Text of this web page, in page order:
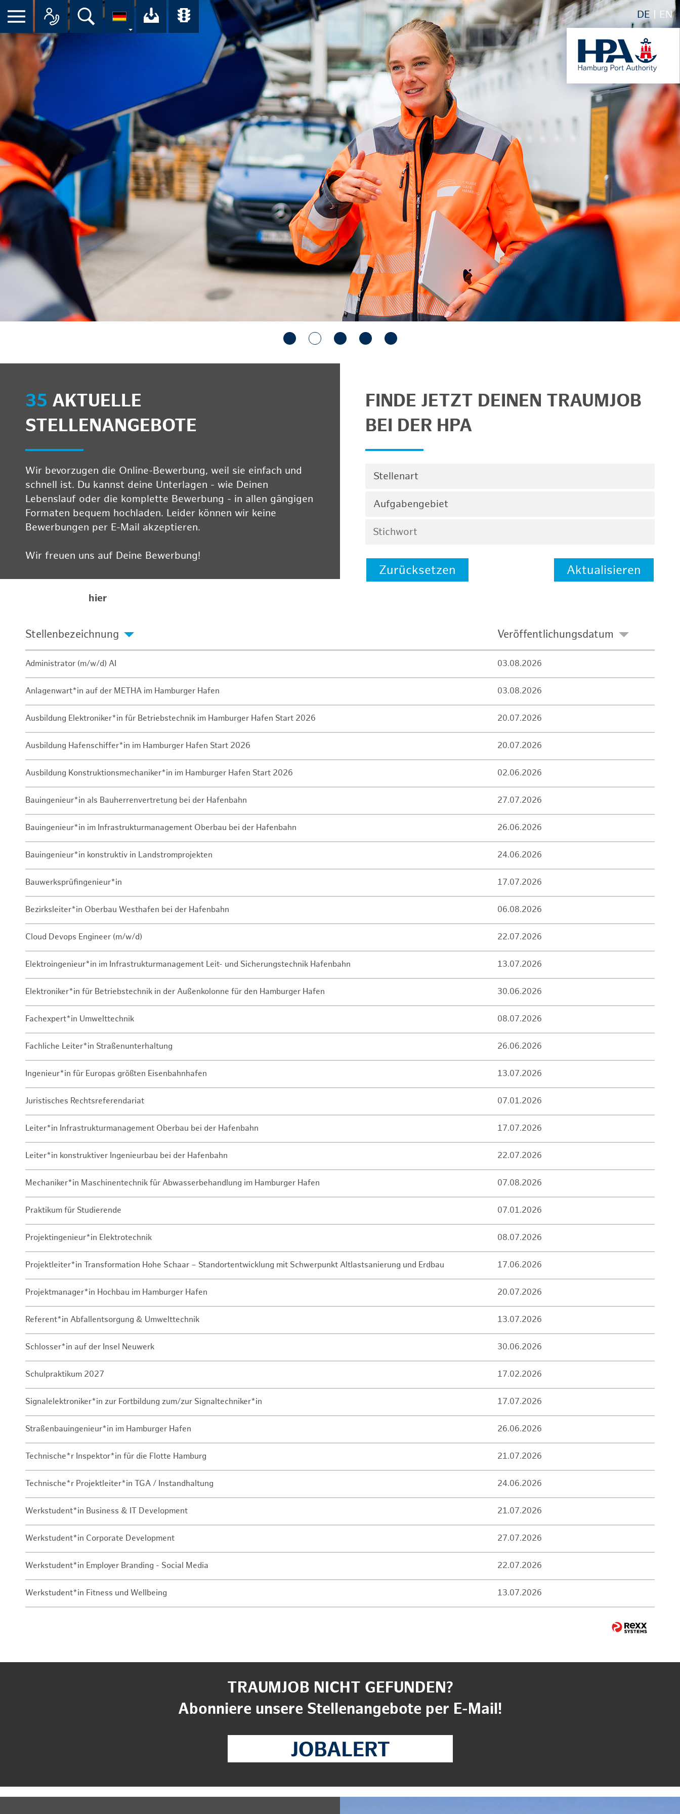
DE EN
Suche Ihr Download-Center der HPA
Übersicht aller Verkehrsmeldungen im Hafen am
35 AKTUELLE
STELLENANGEBOTE
Wir bevorzugen die Online-Bewerbung, weil sie einfach und
schnell ist. Du kannst deine Unterlagen - wie Deinen
Lebenslauf oder die komplette Bewerbung - in allen gängigen
Formaten bequem hochladen. Leider können wir keine
Bewerbungen per E-Mail akzeptieren.
Wir freuen uns auf Deine Bewerbung!
hier
FINDE JETZT DEINEN TRAUMJOB
BEI DER HPA
Stellenart
Aufgabengebiet
Zurücksetzen Aktualisieren
Stellenbezeichnung Veröffentlichungsdatum
Administrator (m/w/d) AI 03.08.2026
Anlagenwart*in auf der METHA im Hamburger Hafen 03.08.2026
Ausbildung Elektroniker*in für Betriebstechnik im Hamburger Hafen Start 2026 20.07.2026
Ausbildung Hafenschiffer*in im Hamburger Hafen Start 2026 20.07.2026
Ausbildung Konstruktionsmechaniker*in im Hamburger Hafen Start 2026 02.06.2026
Bauingenieur*in als Bauherrenvertretung bei der Hafenbahn 27.07.2026
Bauingenieur*in im Infrastrukturmanagement Oberbau bei der Hafenbahn 26.06.2026
Bauingenieur*in konstruktiv in Landstromprojekten 24.06.2026
Bauwerksprüfingenieur*in 17.07.2026
Bezirksleiter*in Oberbau Westhafen bei der Hafenbahn 06.08.2026
Cloud Devops Engineer (m/w/d) 22.07.2026
Elektroingenieur*in im Infrastrukturmanagement Leit- und Sicherungstechnik Hafenbahn 13.07.2026
Elektroniker*in für Betriebstechnik in der Außenkolonne für den Hamburger Hafen 30.06.2026
Fachexpert*in Umwelttechnik 08.07.2026
Fachliche Leiter*in Straßenunterhaltung 26.06.2026
Ingenieur*in für Europas größten Eisenbahnhafen 13.07.2026
Juristisches Rechtsreferendariat 07.01.2026
Leiter*in Infrastrukturmanagement Oberbau bei der Hafenbahn 17.07.2026
Leiter*in konstruktiver Ingenieurbau bei der Hafenbahn 22.07.2026
Mechaniker*in Maschinentechnik für Abwasserbehandlung im Hamburger Hafen 07.08.2026
Praktikum für Studierende 07.01.2026
Projektingenieur*in Elektrotechnik 08.07.2026
Projektleiter*in Transformation Hohe Schaar – Standortentwicklung mit Schwerpunkt Altlastsanierung und Erdbau 17.06.2026
Projektmanager*in Hochbau im Hamburger Hafen 20.07.2026
Referent*in Abfallentsorgung & Umwelttechnik 13.07.2026
Schlosser*in auf der Insel Neuwerk 30.06.2026
Schulpraktikum 2027 17.02.2026
Signalelektroniker*in zur Fortbildung zum/zur Signaltechniker*in 17.07.2026
Straßenbauingenieur*in im Hamburger Hafen 26.06.2026
Technische*r Inspektor*in für die Flotte Hamburg 21.07.2026
Technische*r Projektleiter*in TGA / Instandhaltung 24.06.2026
Werkstudent*in Business & IT Development 21.07.2026
Werkstudent*in Corporate Development 27.07.2026
Werkstudent*in Employer Branding - Social Media 22.07.2026
Werkstudent*in Fitness und Wellbeing 13.07.2026
TRAUMJOB NICHT GEFUNDEN?
Abonniere unsere Stellenangebote per E-Mail!